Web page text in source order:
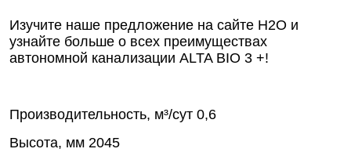
Изучите наше предложение на сайте Н2О и
узнайте больше о всех преимуществах
автономной канализации ALTA BIO 3 +!
Производительность, м³/сут 0,6
Высота, мм 2045